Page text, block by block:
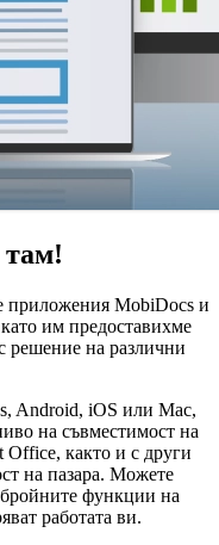
там!
приложения MobiDocs и
им предоставихме
решение на различни
Android, iOS или Mac,
на съвместимост на
както и с други
на пазара. Можете
функции на
работата ви.